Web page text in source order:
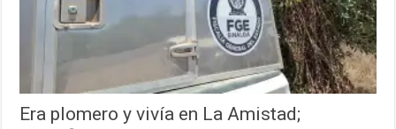
Era plomero y vivía en La Amistad;